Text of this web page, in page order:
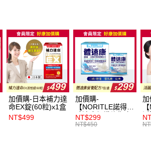
7-11取貨付款
每筆NT$60，滿
付款後7-11取貨
每筆NT$60，滿
宅配
每筆NT$100，滿
加價購-日本補力達
命EX錠(60粒)x1盒
NT$499
加價購-
【NORITLE諾得】
體速康優纖均衡完
整營養配方(7包)x1
NT$299
NT$450
加
活